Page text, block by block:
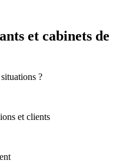
et cabinets de
?
et clients